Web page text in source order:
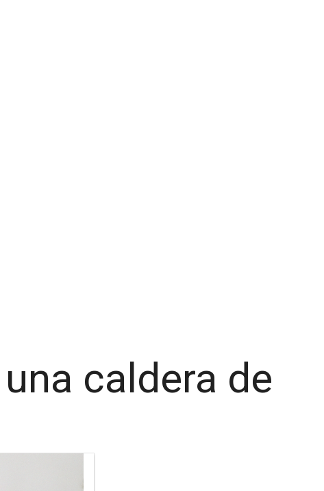
caldera de